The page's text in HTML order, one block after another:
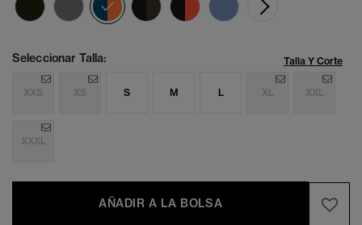
Seleccionar Talla: Talla Y Corte
XXS XS S M L XL XXL
XXXL
AÑADIR A LA BOLSA